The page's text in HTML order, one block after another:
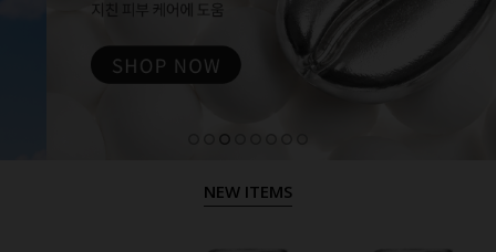
NEW ITEMS